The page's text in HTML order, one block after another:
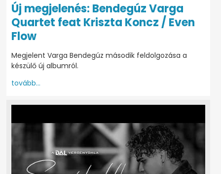
Új megjelenés: Bendegúz Varga
Quartet feat Kriszta Koncz / Even
Flow
Megjelent Varga Bendegúz második feldolgozása a
készülő új albumról.
tovább...